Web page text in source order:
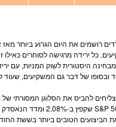
רושמים את היום הגרוע ביותר מאז
כל ירידה מרגישה לסוחרים כאילו
היסטורית לשוק המניות
ובסופו של דבר גם המשקיעים, שעוד
S&P
הביצועים הטובים ביותר בששת